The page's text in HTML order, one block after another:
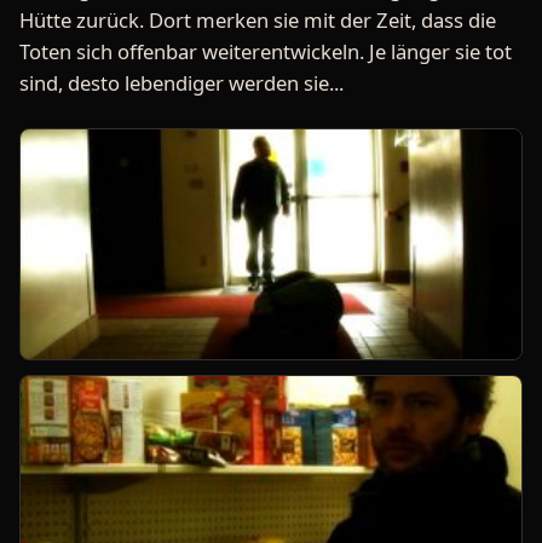
Hütte zurück. Dort merken sie mit der Zeit, dass die
Toten sich offenbar weiterentwickeln. Je länger sie tot
sind, desto lebendiger werden sie...